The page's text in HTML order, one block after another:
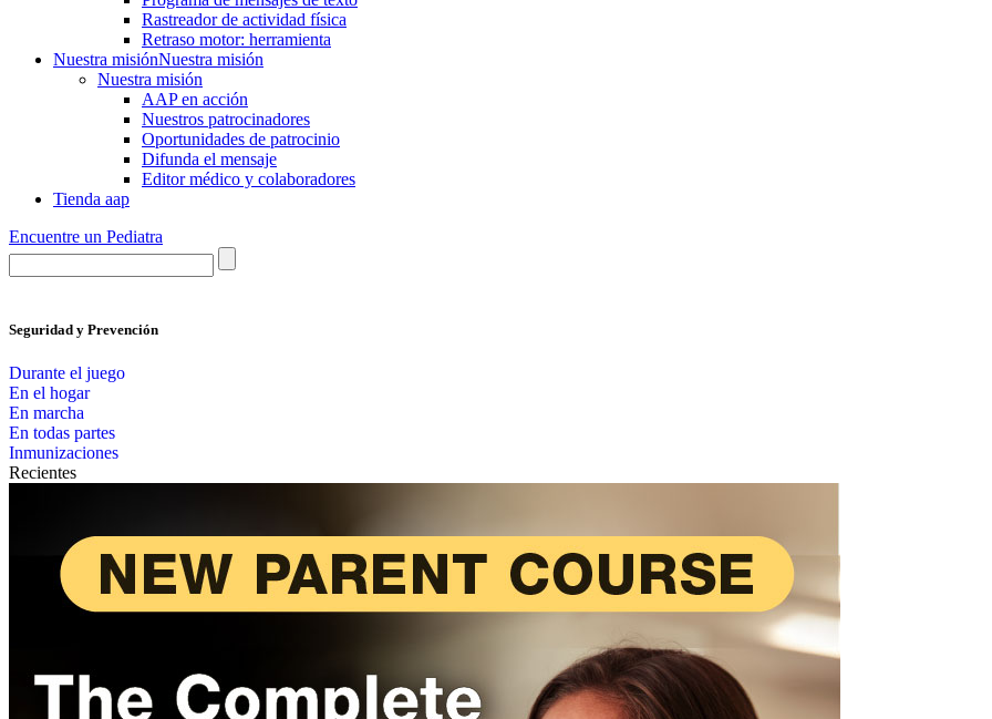
Rastre​​ador de activida​d física
Retraso motor: herramienta
Nuestra misiónNuestra misión
Nuestra misión
AAP en acción
Nuestros patrocinadores
Oportunidades de patrocinio
Difunda el mensaje
Editor médico y colaboradores
Tienda aap
Encuentre un Pediatra
Seguridad y Prevención
Durante el juego
En el hogar
En marcha
En todas partes
Inmunizaciones
Recientes